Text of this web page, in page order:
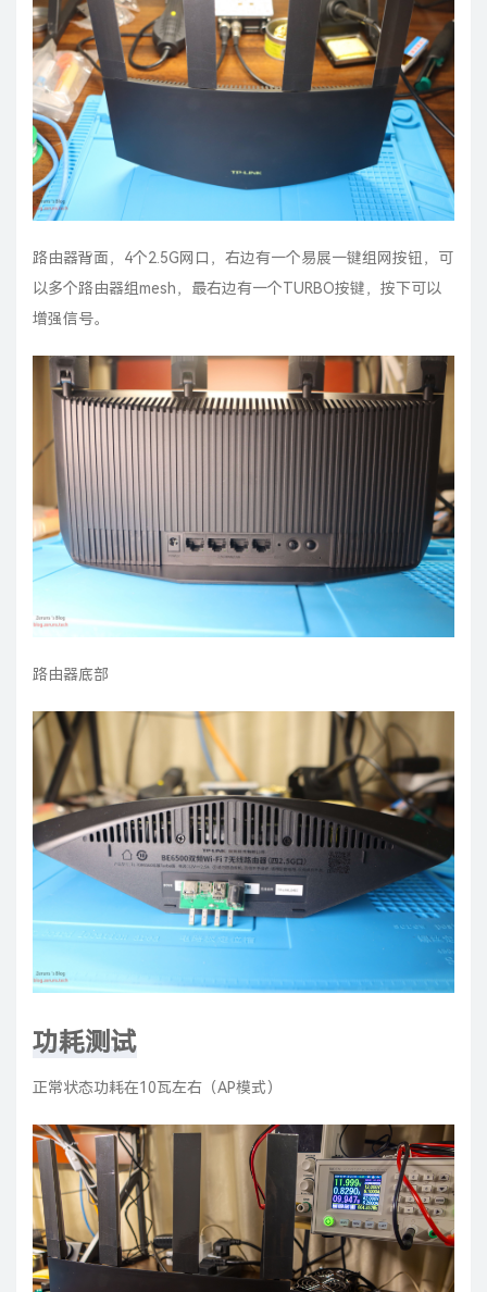
路由器背面，4个2.5G网口，右边有一个易展一键组网按钮，可
以多个路由器组mesh，最右边有一个TURBO按键，按下可以
增强信号。
路由器底部
功耗测试
正常状态功耗在10瓦左右（AP模式）